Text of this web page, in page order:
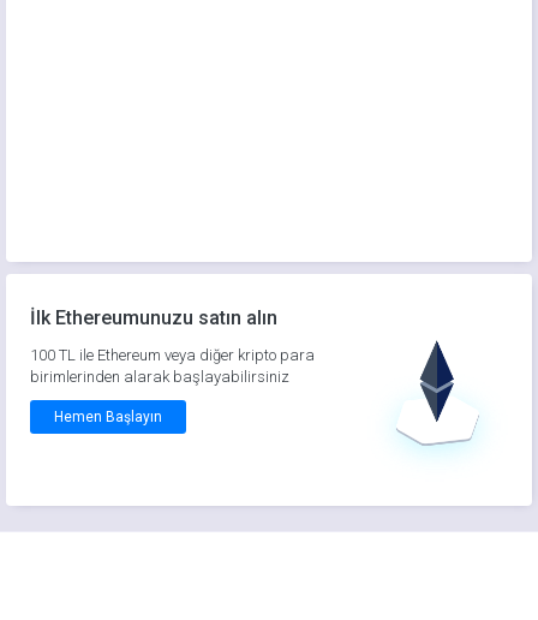
İlk Ethereumunuzu satın alın
100 TL ile Ethereum veya diğer kripto para
birimlerinden alarak başlayabilirsiniz
Hemen Başlayın